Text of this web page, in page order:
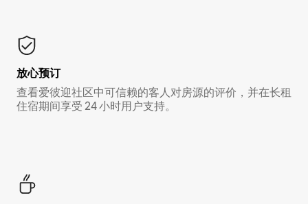
放心预订
查看爱彼迎社区中可信赖的客人对房源的评价，并在长租
住宿期间享受 24 小时用户支持。